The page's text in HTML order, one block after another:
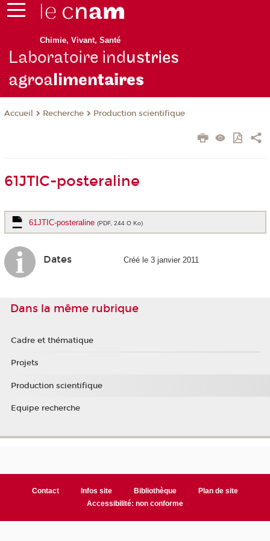
Chimie, Vivant, Santé
Laboratoire industries
agroalimentaires
Accueil Recherche Production scientifique
61JTIC-posteraline
61JTIC-posteraline (PDF, 244 O Ko)
Dates Créé le 3 janvier 2011
Dans la même rubrique
Cadre et thématique
Projets
Production scientifique
Equipe recherche
Contact Infos site Bibliothèque
Plan de site
Accessibilité: non conforme